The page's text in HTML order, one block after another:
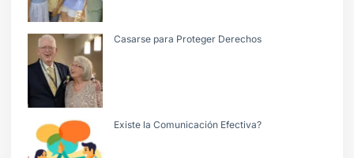
Casarse para Proteger Derechos
Existe la Comunicación Efectiva?